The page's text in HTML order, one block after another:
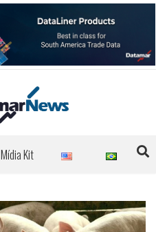
Mídia Kit